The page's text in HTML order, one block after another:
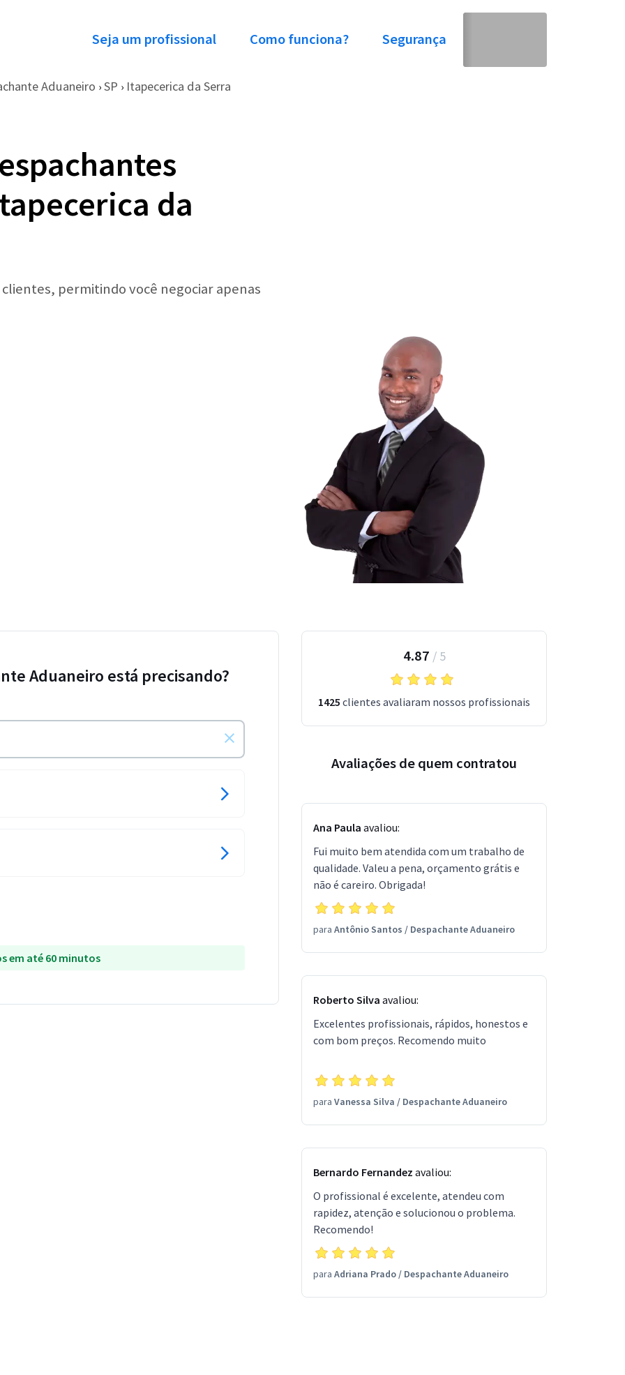
Seja um profissional Como funciona? Segurança
Aduaneiro › SP › Itapecerica da Serra
da
permitindo você negociar apenas
Aduaneiro está precisando?
em até 60 minutos
4.87 / 5
1425 clientes avaliaram nossos profissionais
Avaliações de quem contratou
Ana Paula avaliou:
Fui muito bem atendida com um trabalho de
qualidade. Valeu a pena, orçamento grátis e
não é careiro. Obrigada!
para Antônio Santos / Despachante Aduaneiro
Roberto Silva avaliou:
Excelentes profissionais, rápidos, honestos e
com bom preços. Recomendo muito
para Vanessa Silva / Despachante Aduaneiro
Bernardo Fernandez avaliou:
O profissional é excelente, atendeu com
rapidez, atenção e solucionou o problema.
Recomendo!
para Adriana Prado/ Despachante Aduaneiro